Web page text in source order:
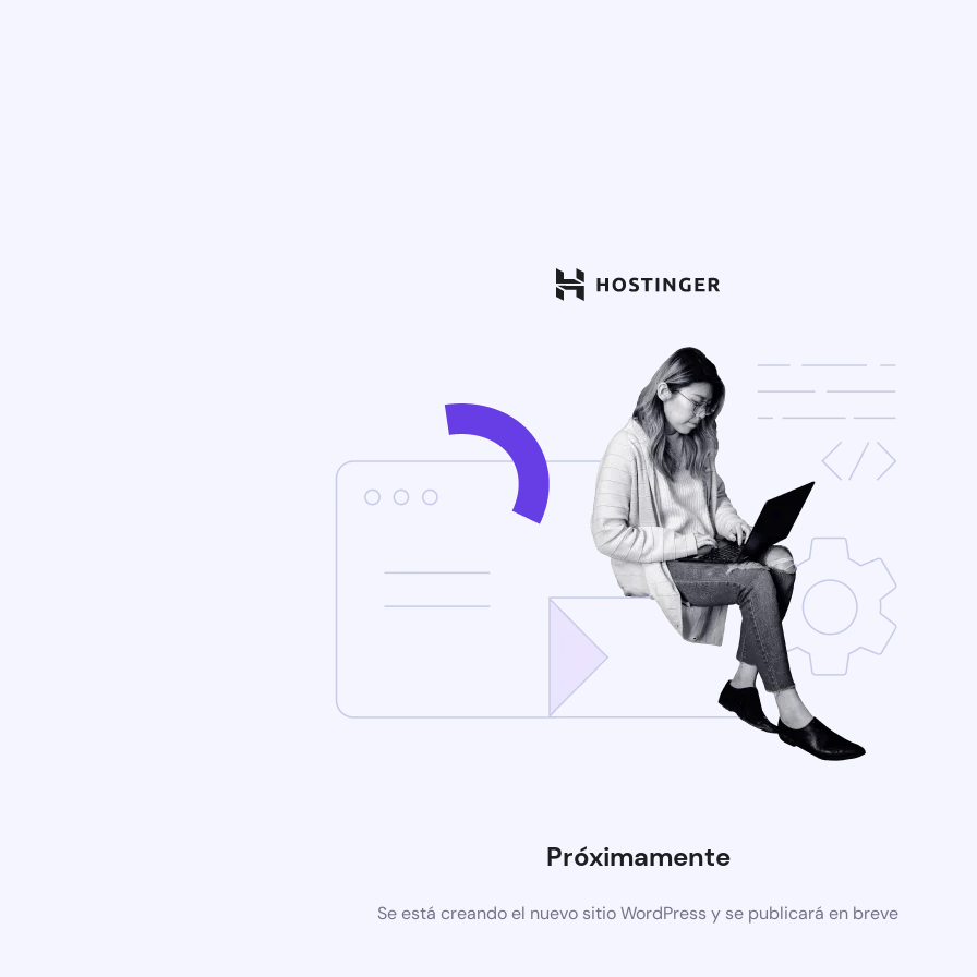
Próximamente
Se está creando el nuevo sitio WordPress y se publicará en breve